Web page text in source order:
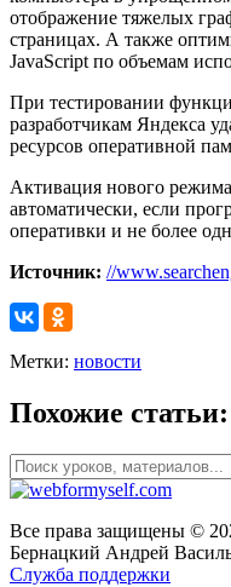
отображение тяжелых
страницах. А также
JavaScript по объемам
При тестировании
разработчикам Яндекса
ресурсов оперативной
Активация нового
автоматически, если
оперативки и не более
Источник: //
Метки: новости
Похожие статьи:
Все права защищены ©
Бернацкий Андрей
Служба поддержки